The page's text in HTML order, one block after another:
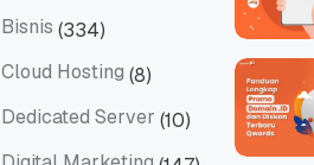
Bisnis (334)
Cloud Hosting (8)
Dedicated Server (10)